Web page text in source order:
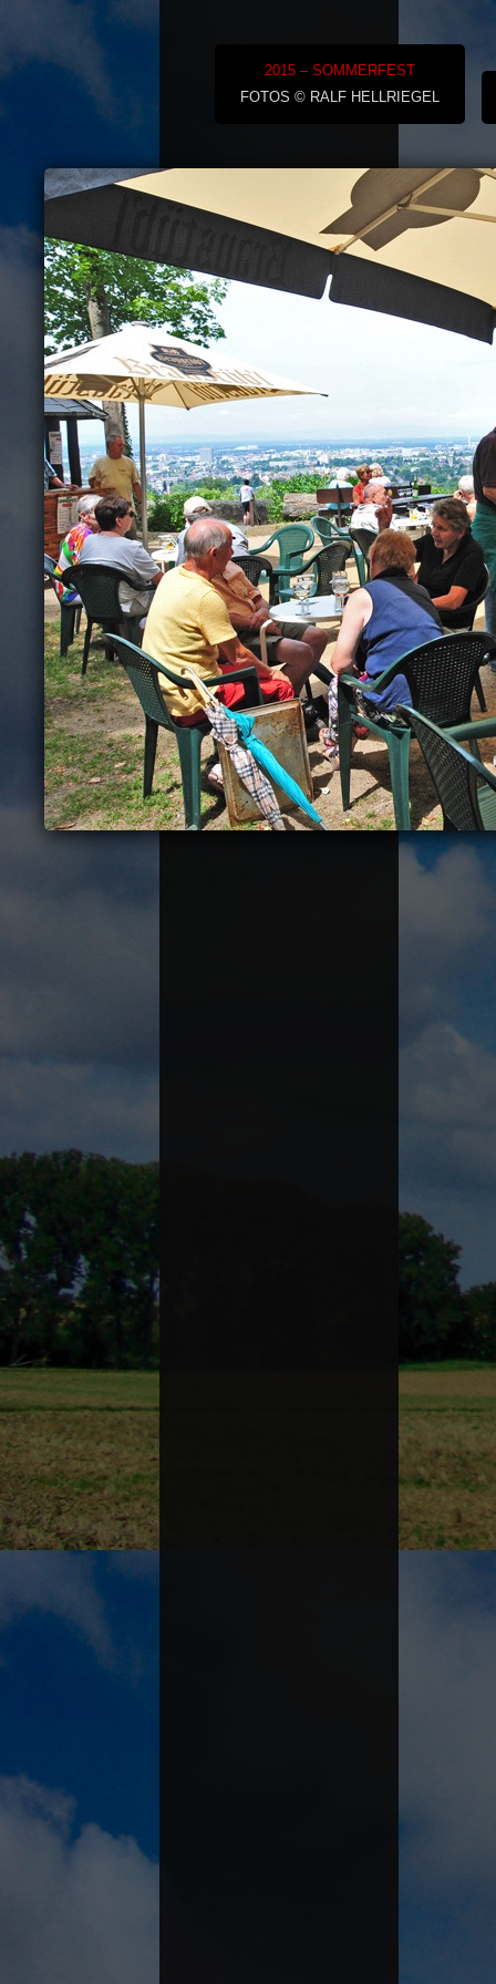
2015 – SOMMERFEST
FOTOS © RALF HELLRIEGEL